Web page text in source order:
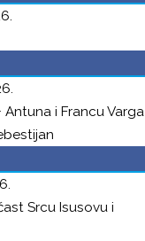
Antuna i Francu Varga
Srcu Isusovu i